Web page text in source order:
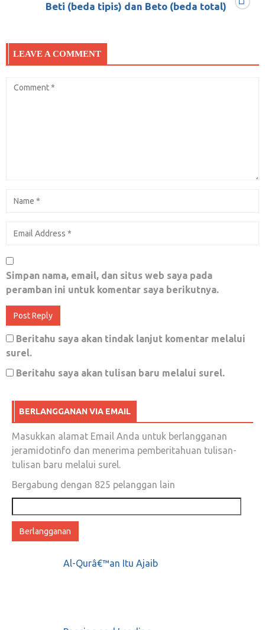
Mei 3, 2018 0
Kecocokan antara DPT Bermasalah dengan
Setelah Tagar INAelectionObserverSOS,
Mendunia
PRABOWO PASTI MENANG by Zeng Wei
Jian
April 23, 2018
Dengan Dukungan PKB dan Gerindra,
Lukman Edy dan Hardiyanto Mendaftar ke
KPU Riau Malam ini
Januari 10, 2018 0
#17AprilGulungKarpetIstana; Berawal dari
Rocky Gerung, Menjadi Inspirasi Trending
Beti (beda tipis) dan Beto (beda total)
LEAVE A COMMENT
Simpan nama, email, dan situs web saya pada
peramban ini untuk komentar saya berikutnya.
Beritahu saya akan tindak lanjut komentar melalui
surel.
Beritahu saya akan tulisan baru melalui surel.
BERLANGGANAN VIA EMAIL
Masukkan alamat Email Anda untuk berlangganan
jeramidotinfo dan menerima pemberitahuan tulisan-
tulisan baru melalui surel.
Bergabung dengan 825 pelanggan lain
email
Al-Qurâ€™an Itu Ajaib